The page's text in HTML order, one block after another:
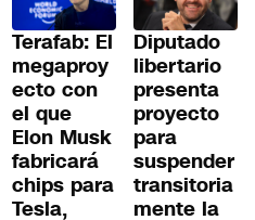
Terafab: El
megaproy
ecto con
el que
Elon Musk
fabricará
chips para
Tesla,
Diputado
libertario
presenta
proyecto
para
suspender
transitoria
mente la